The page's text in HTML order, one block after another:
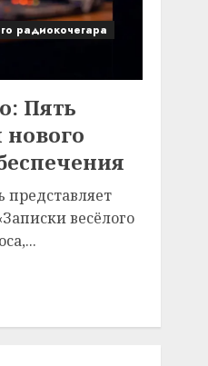
радиокочегара
Пять
нового
представляет
весёлого